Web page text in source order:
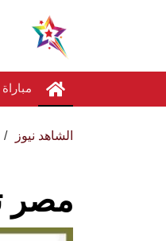
مباراة
الشاهد نيوز
مصر